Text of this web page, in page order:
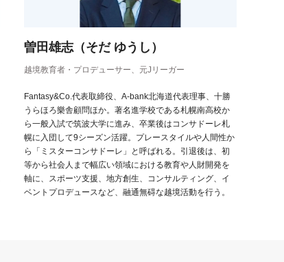
曽田雄志（そだ ゆうし）
越境教育者・プロデューサー、元Jリーガー
Fantasy&Co.代表取締役、A-bank北海道代表理事、十勝
うらほろ樂舎顧問ほか。著名進学校である札幌南高校か
ら一般入試で筑波大学に進み、卒業後はコンサドーレ札
幌に入団して9シーズン活躍。プレースタイルや人間性か
ら「ミスターコンサドーレ」と呼ばれる。引退後は、初
等から社会人まで幅広い領域における教育や人財開発を
軸に、スポーツ支援、地方創生、コンサルティング、イ
ベントプロデュースなど、融通無碍な越境活動を行う。